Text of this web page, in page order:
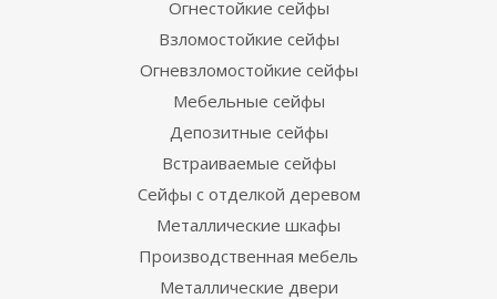
Огнестойкие сейфы
Взломостойкие сейфы
Огневзломостойкие сейфы
Мебельные сейфы
Депозитные сейфы
Встраиваемые сейфы
Сейфы с отделкой деревом
Металлические шкафы
Производственная мебель
Металлические двери